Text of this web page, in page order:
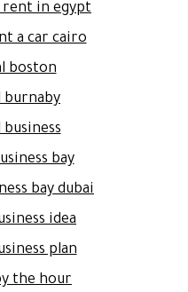
in egypt
a car cairo
boston
bay
bay dubai
idea
plan
the hour